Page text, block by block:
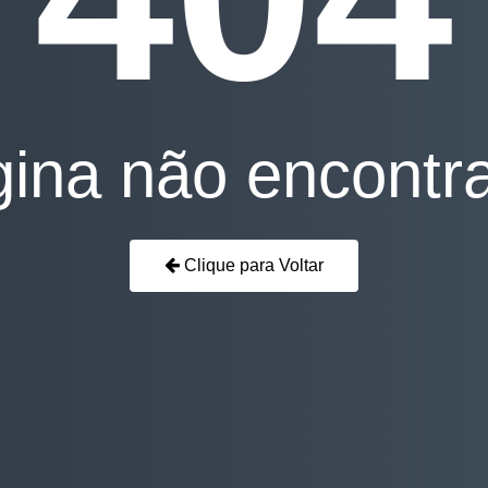
não
Clique para Voltar